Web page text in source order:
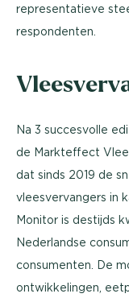
representatieve
respondenten.
Na 3 succesvolle
de Markteffect
dat sinds 2019 de
vleesvervangers in
Monitor is destijds
Nederlandse
consumenten. De
ontwikkelingen,